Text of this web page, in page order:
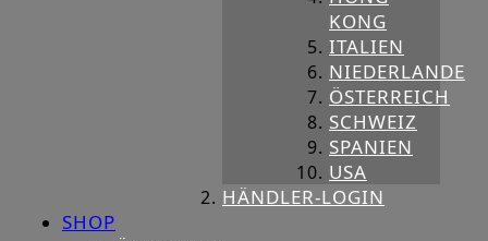
KONG
ITALIEN
NIEDERLANDE
ÖSTERREICH
SCHWEIZ
SPANIEN
USA
HÄNDLER-LOGIN
SHOP